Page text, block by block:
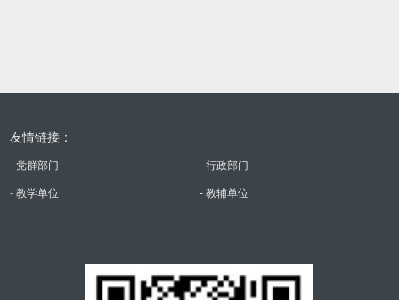
友情链接：
- 党群部门 - 行政部门
- 教学单位 - 教辅单位